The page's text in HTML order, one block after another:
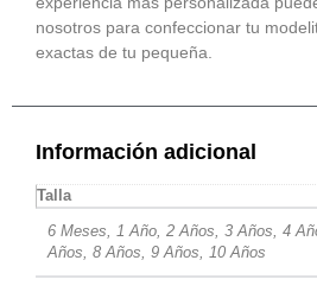
nosotros para confeccionar tu
exactas de tu pequeña.
Información adicional
Talla
6 Meses, 1 Año, 2 Años, 3 Años, 4
Años, 8 Años, 9 Años, 10 Años